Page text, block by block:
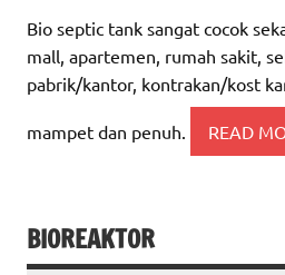
Bio septic tank sangat cocok
mall, apartemen, rumah sakit,
pabrik/kantor, kontrakan/kost
mampet dan penuh. READ
BIOREAKTOR